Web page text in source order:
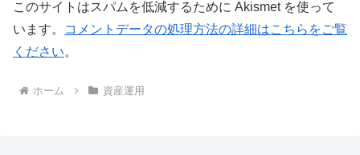
このサイトはスパムを低減するために Akismet を使って
います。
コメントデータの処理方法の詳細はこちらをご覧
ください。
ホーム 資産運用